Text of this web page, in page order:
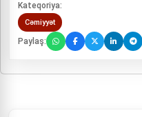
Kateqoriya:
Cəmiyyət
Paylaş: